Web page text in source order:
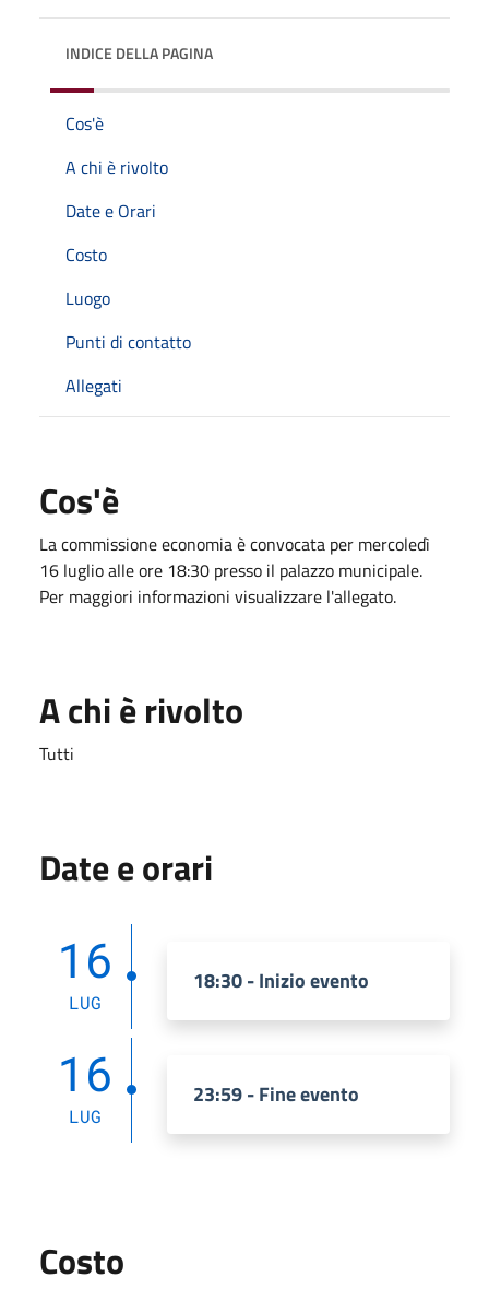
INDICE DELLA PAGINA
Cos'è
A chi è rivolto
Date e Orari
Costo
Luogo
Punti di contatto
Allegati
Cos'è
La commissione economia è convocata per mercoledì
16 luglio alle ore 18:30 presso il palazzo municipale.
Per maggiori informazioni visualizzare l'allegato.
A chi è rivolto
Tutti
Date e orari
16
LUG
18:30 - Inizio evento
16
LUG
23:59 - Fine evento
Costo